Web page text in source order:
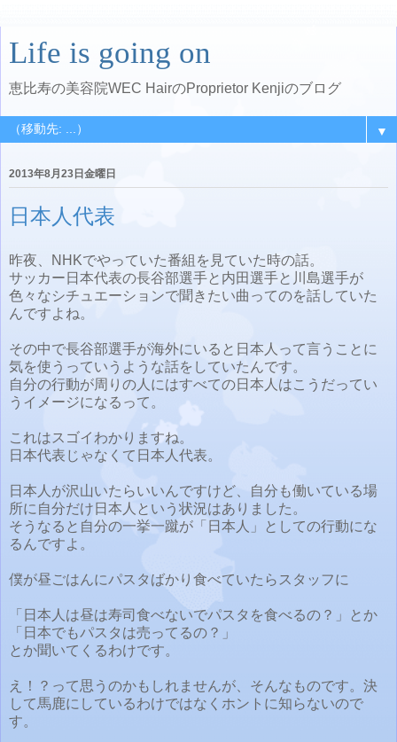
Life is going on
恵比寿の美容院WEC HairのProprietor Kenjiのブログ
▼
2013年8月23日金曜日
日本人代表
昨夜、NHKでやっていた番組を見ていた時の話。
サッカー日本代表の長谷部選手と内田選手と川島選手が
色々なシチュエーションで聞きたい曲ってのを話していた
んですよね。
その中で長谷部選手が海外にいると日本人って言うことに
気を使うっていうような話をしていたんです。
自分の行動が周りの人にはすべての日本人はこうだってい
うイメージになるって。
これはスゴイわかりますね。
日本代表じゃなくて日本人代表。
日本人が沢山いたらいいんですけど、自分も働いている場
所に自分だけ日本人という状況はありました。
そうなると自分の一挙一蹴が「日本人」としての行動にな
るんですよ。
僕が昼ごはんにパスタばかり食べていたらスタッフに
「日本人は昼は寿司食べないでパスタを食べるの？」とか
「日本でもパスタは売ってるの？」
とか聞いてくるわけです。
え！？って思うのかもしれませんが、そんなものです。決
して馬鹿にしているわけではなくホントに知らないので
す。